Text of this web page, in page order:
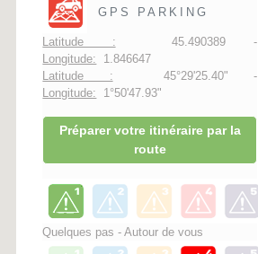
GPS PARKING
Latitude : 45.490389 -
Longitude: 1.846647
Latitude : 45°29'25.40" -
Longitude: 1°50'47.93"
Préparer votre itinéraire par la
route
Quelques pas - Autour de vous